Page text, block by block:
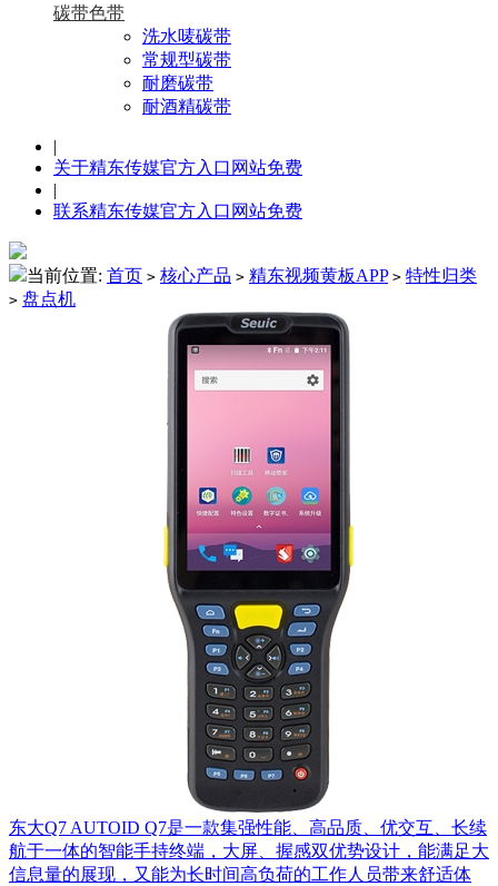
碳带色带
洗水唛碳带
常规型碳带
耐磨碳带
耐酒精碳带
|
关于精东传媒官方入口网站免费
|
联系精东传媒官方入口网站免费
当前位置: 首页 > 核心产品 > 精东视频黄板APP > 特性归类
> 盘点机
东大Q7 AUTOID Q7是一款集强性能、高品质、优交互、长续
航于一体的智能手持终端，大屏、握感双优势设计，能满足大
信息量的展现，又能为长时间高负荷的工作人员带来舒适体